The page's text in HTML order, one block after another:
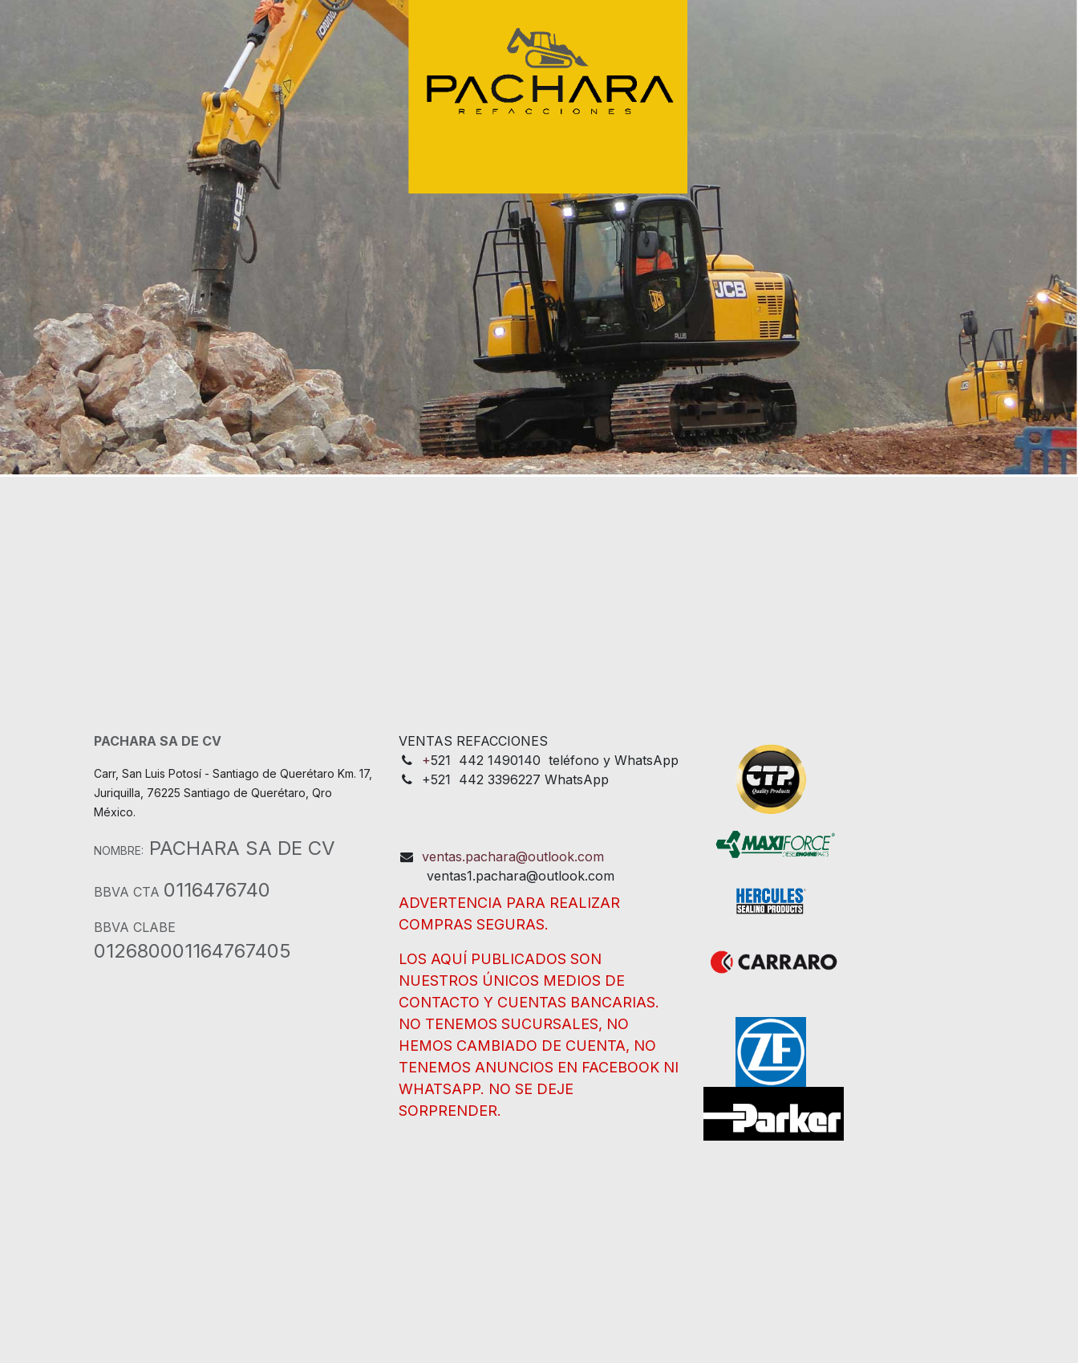
PACHARA SA DE CV
Carr, San Luis Potosí - Santiago de Querétaro Km. 17,
Juriquilla, 76225 Santiago de Querétaro, Qro
México.
NOMBRE: PACHARA SA DE CV
BBVA CTA 0116476740
BBVA CLABE
012680001164767405
VENTAS REFACCIONES
+521 442 1490140 teléfono y WhatsApp
+521 442 3396227 WhatsApp
ventas.pachara@outlook.com
ventas1.pachara@outlook.com
ADVERTENCIA PARA REALIZAR
COMPRAS SEGURAS.
LOS AQUÍ PUBLICADOS SON
NUESTROS ÚNICOS MEDIOS DE
CONTACTO Y CUENTAS BANCARIAS.
NO TENEMOS SUCURSALES, NO
HEMOS CAMBIADO DE CUENTA, NO
TENEMOS ANUNCIOS EN FACEBOOK NI
WHATSAPP. NO SE DEJE
SORPRENDER.